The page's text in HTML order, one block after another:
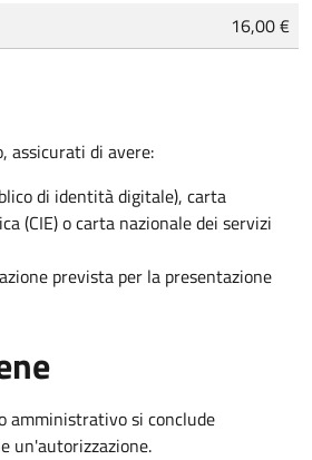
16,00 €
assicurati di avere:
di identità digitale), carta
(CIE) o carta nazionale dei servizi
prevista per la presentazione
amministrativo si conclude
un'autorizzazione.